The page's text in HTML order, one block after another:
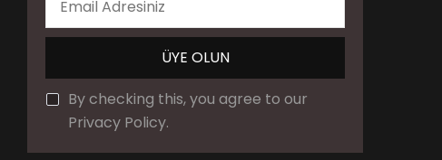
By checking this, you agree to our
Privacy Policy.